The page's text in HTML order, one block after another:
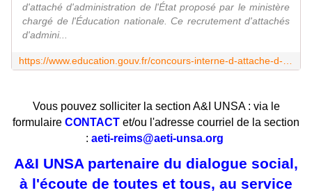
d'attaché d'administration de l'État proposé par le ministère
chargé de l'Éducation nationale. Ce recrutement d'attachés
d'admini...
Vous pouvez solliciter la section A&I UNSA : via le
formulaire CONTACT et/ou l'adresse courriel de la section
: aeti-reims@aeti-unsa.org
A&I UNSA partenaire du dialogue social,
à l'écoute de toutes et tous, au service